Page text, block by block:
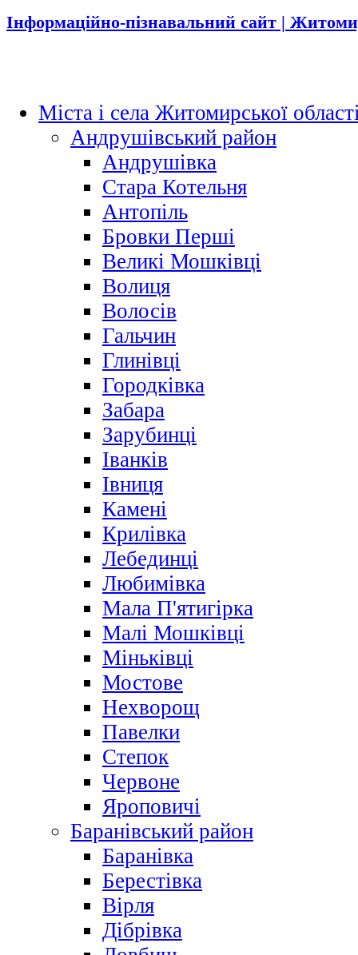
Інформаційно-пізнавальний сайт |
Міста і села Житомирської
Андрушівський район
Андрушівка
Стара Котельня
Антопіль
Бровки Перші
Великі Мошківці
Волиця
Волосів
Гальчин
Глинівці
Городківка
Забара
Зарубинці
Іванків
Івниця
Камені
Крилівка
Лебединці
Любимівка
Мала П'ятигірка
Малі Мошківці
Міньківці
Мостове
Нехворощ
Павелки
Степок
Червоне
Яроповичі
Баранівський район
Баранівка
Берестівка
Вірля
Дібрівка